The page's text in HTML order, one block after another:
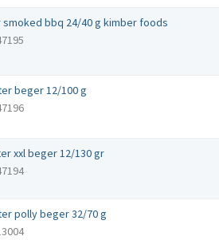
smoked bbq 24/40 g kimber foods
beger 12/100 g
xxl beger 12/130 gr
polly beger 32/70 g